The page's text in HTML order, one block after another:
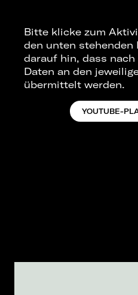
Bitte klicke zum
den unten stehenden
darauf hin, dass
Daten an den
übermittelt werden.
YOUTUBE-